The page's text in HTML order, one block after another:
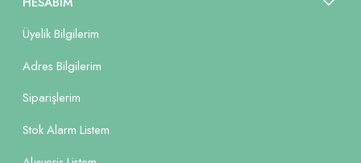
Üyelik Bilgilerim
Adres Bilgilerim
Siparişlerim
Stok Alarm Listem